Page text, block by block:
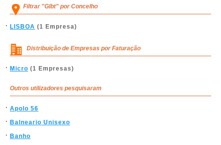
Filtrar "Glbt" por Concelho
LISBOA (1 Empresa)
Distribuição de Empresas por Faturação
Micro (1 Empresas)
Outros utilizadores pesquisaram
Apolo 56
Balneario Unisexo
Banho